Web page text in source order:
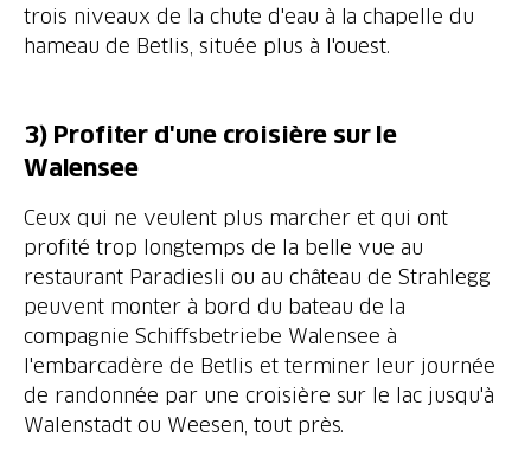
trois niveaux de la chute d'eau à la chapelle du
hameau de Betlis, située plus à l'ouest.
3) Profiter d'une croisière sur le
Walensee
Ceux qui ne veulent plus marcher et qui ont
profité trop longtemps de la belle vue au
restaurant Paradiesli ou au château de Strahlegg
peuvent monter à bord du bateau de la
compagnie Schiffsbetriebe Walensee à
l'embarcadère de Betlis et terminer leur journée
de randonnée par une croisière sur le lac jusqu'à
Walenstadt ou Weesen, tout près.